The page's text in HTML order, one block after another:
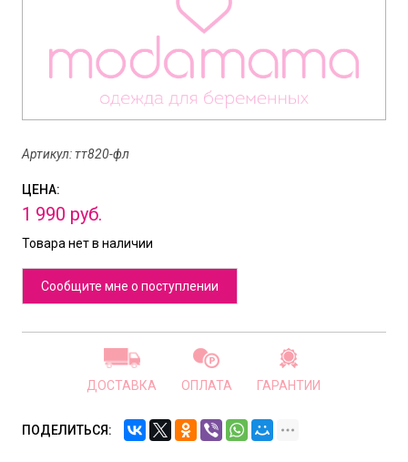
Артикул: тт820-фл
ЦЕНА:
1 990 руб.
Товара нет в наличии
Сообщите мне о поступлении
ДОСТАВКА ОПЛАТА ГАРАНТИИ
ПОДЕЛИТЬСЯ: